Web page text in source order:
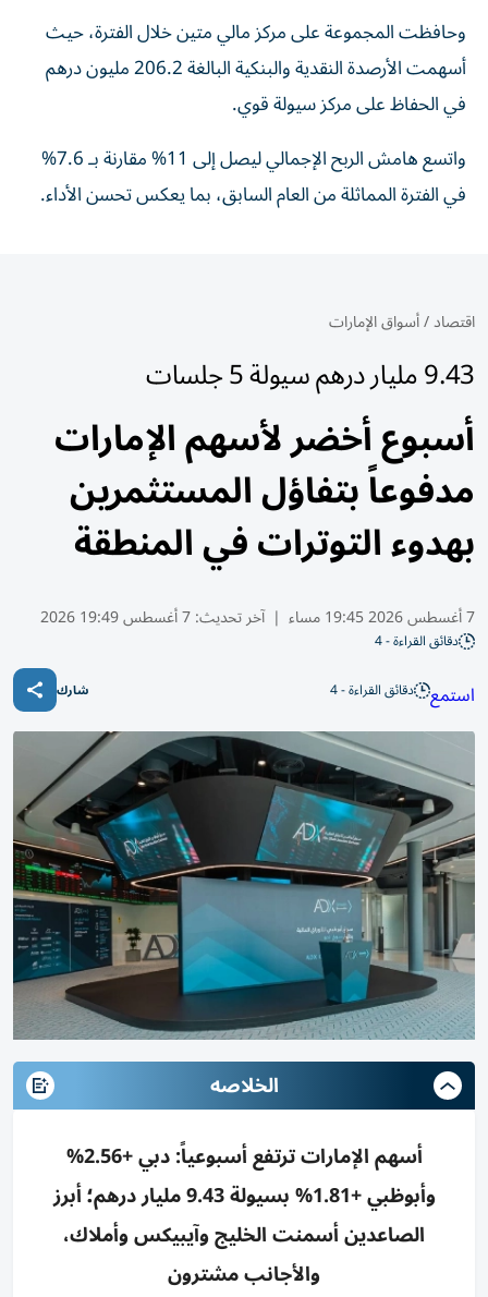
وحافظت المجموعة على مركز مالي متين خلال الفترة، حيث
أسهمت الأرصدة النقدية والبنكية البالغة 206.2 مليون درهم
في الحفاظ على مركز سيولة قوي.
واتسع هامش الربح الإجمالي ليصل إلى 11% مقارنة بـ 7.6%
في الفترة المماثلة من العام السابق، بما يعكس تحسن الأداء.
اقتصاد/أسواق الإمارات
9.43 مليار درهم سيولة 5 جلسات
أسبوع أخضر لأسهم الإمارات
مدفوعاً بتفاؤل المستثمرين
بهدوء التوترات في المنطقة
7 أغسطس 2026 19:45 مساء | آخر تحديث:7 أغسطس 19:49 2026
دقائق القراءة - 4
استمع دقائق القراءة - 4 شارك
الخلاصه
أسهم الإمارات ترتفع أسبوعياً: دبي +2.56%
وأبوظبي +1.81% بسيولة 9.43 مليار درهم؛ أبرز
الصاعدين أسمنت الخليج وآيبيكس وأملاك،
والأجانب مشترون